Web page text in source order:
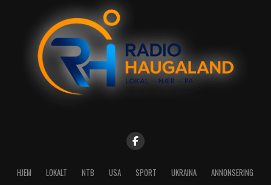
HJEM LOKALT NTB USA SPORT UKRAINA
ANNONSERING